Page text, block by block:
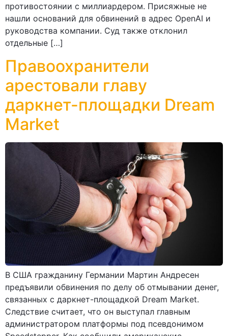
противостоянии с миллиардером. Присяжные не
нашли оснований для обвинений в адрес OpenAI и
руководства компании. Суд также отклонил
отдельные […]
Правоохранители
арестовали главу
даркнет-площадки Dream
Market
В США гражданину Германии Мартин Андресен
предъявили обвинения по делу об отмывании денег,
связанных с даркнет-площадкой Dream Market.
Следствие считает, что он выступал главным
администратором платформы под псевдонимом